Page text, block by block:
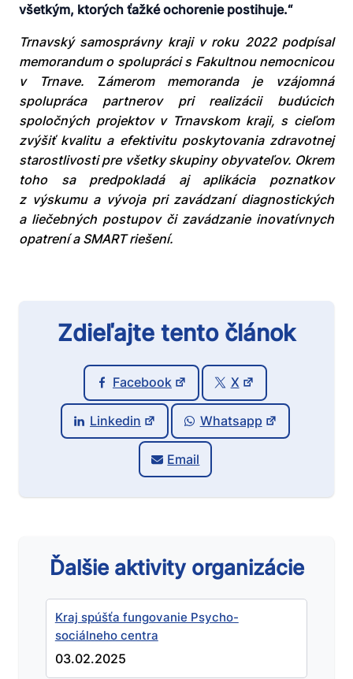
všetkým, ktorých ťažké ochorenie postihuje.“
Trnavský samosprávny kraji v roku 2022 podpísal
memorandum o spolupráci s Fakultnou nemocnicou
v Trnave. Zámerom memoranda je vzájomná
spolupráca partnerov pri realizácii budúcich
spoločných projektov v Trnavskom kraji, s cieľom
zvýšiť kvalitu a efektivitu poskytovania zdravotnej
starostlivosti pre všetky skupiny obyvateľov. Okrem
toho sa predpokladá aj aplikácia poznatkov
z výskumu a vývoja pri zavádzaní diagnostických
a liečebných postupov či zavádzanie inovatívnych
opatrení a SMART riešení.
Zdieľajte tento článok
Facebook X
Linkedin Whatsapp
Email
Ďalšie aktivity organizácie
Kraj spúšťa fungovanie Psycho-
sociálneho centra
03.02.2025